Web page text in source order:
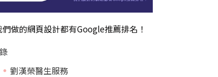
們做的網頁設計都有Google推薦排名！
劉漢榮醫生服務